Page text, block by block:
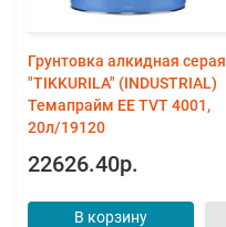
Грунтовка алкидная серая
"TIKKURILA" (INDUSTRIAL)
Темапрайм ЕЕ TVT 4001,
20л/19120
22626.40р.
В корзину